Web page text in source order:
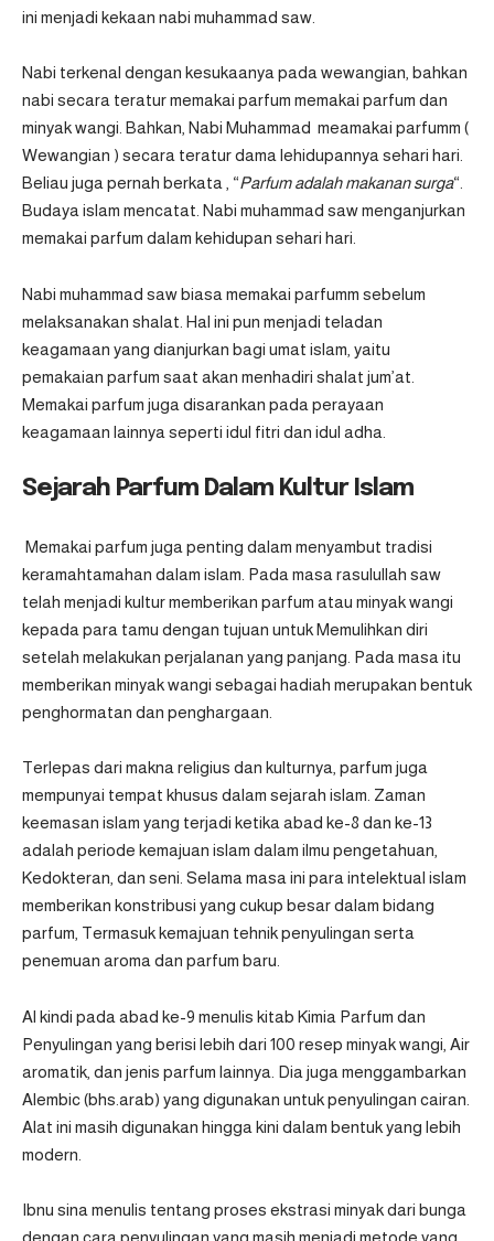
ini menjadi kekaan nabi muhammad saw.
Nabi terkenal dengan kesukaanya pada wewangian, bahkan
nabi secara teratur memakai parfum memakai parfum dan
minyak wangi. Bahkan, Nabi Muhammad meamakai parfumm (
Wewangian ) secara teratur dama lehidupannya sehari hari.
Beliau juga pernah berkata , “Parfum adalah makanan surga“.
Budaya islam mencatat. Nabi muhammad saw menganjurkan
memakai parfum dalam kehidupan sehari hari.
Nabi muhammad saw biasa memakai parfumm sebelum
melaksanakan shalat. Hal ini pun menjadi teladan
keagamaan yang dianjurkan bagi umat islam, yaitu
pemakaian parfum saat akan menhadiri shalat jum’at.
Memakai parfum juga disarankan pada perayaan
keagamaan lainnya seperti idul fitri dan idul adha.
Sejarah Parfum Dalam Kultur Islam
Memakai parfum juga penting dalam menyambut tradisi
keramahtamahan dalam islam. Pada masa rasulullah saw
telah menjadi kultur memberikan parfum atau minyak wangi
kepada para tamu dengan tujuan untuk Memulihkan diri
setelah melakukan perjalanan yang panjang. Pada masa itu
memberikan minyak wangi sebagai hadiah merupakan bentuk
penghormatan dan penghargaan.
Terlepas dari makna religius dan kulturnya, parfum juga
mempunyai tempat khusus dalam sejarah islam. Zaman
keemasan islam yang terjadi ketika abad ke-8 dan ke-13
adalah periode kemajuan islam dalam ilmu pengetahuan,
Kedokteran, dan seni. Selama masa ini para intelektual islam
memberikan konstribusi yang cukup besar dalam bidang
parfum, Termasuk kemajuan tehnik penyulingan serta
penemuan aroma dan parfum baru.
Al kindi pada abad ke-9 menulis kitab Kimia Parfum dan
Penyulingan yang berisi lebih dari 100 resep minyak wangi, Air
aromatik, dan jenis parfum lainnya. Dia juga menggambarkan
Alembic (bhs.arab) yang digunakan untuk penyulingan cairan.
Alat ini masih digunakan hingga kini dalam bentuk yang lebih
modern.
Ibnu sina menulis tentang proses ekstrasi minyak dari bunga